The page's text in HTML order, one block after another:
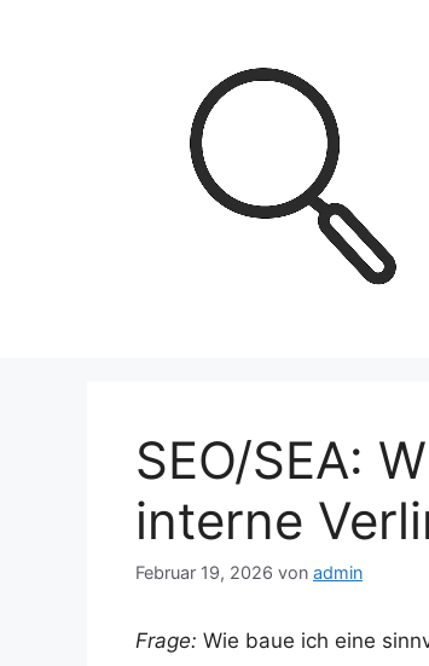
SEO/SEA:
interne
Februar 19, 2026 von admin
Frage: Wie baue ich eine